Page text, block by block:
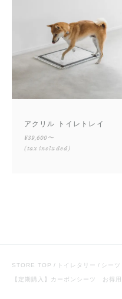
アクリル トイレトレイ
¥39,600〜
(tax included)
STORE TOP トイレタリー シーツ
【定期購入】カーボンシーツ お得用